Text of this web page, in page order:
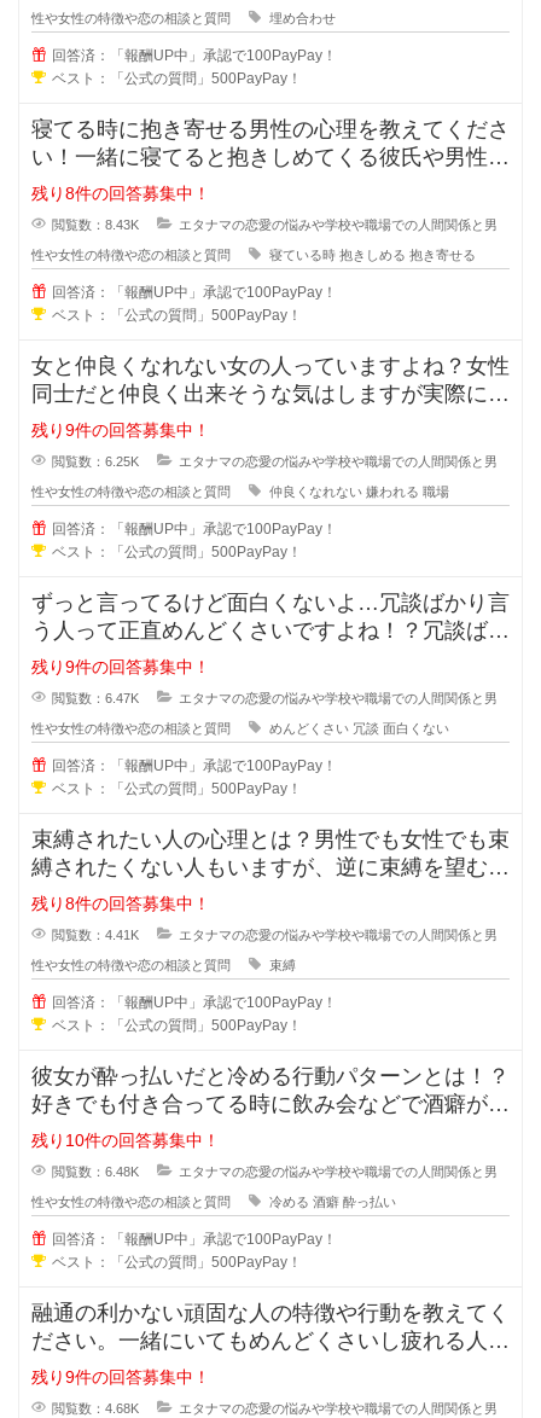
性や女性の特徴や恋の相談と質問 埋め合わせ
回答済：「報酬UP中」承認で100PayPay！
ベスト：「公式の質問」500PayPay！
寝てる時に抱き寄せる男性の心理を教えてくださ
い！一緒に寝てると抱きしめてくる彼氏や男性っ
て無意識に彼女の事を抱き寄せるの
残り8件の回答募集中！
閲覧数：8.43K エタナマの恋愛の悩みや学校や職場での人間関係と男
性や女性の特徴や恋の相談と質問 寝ている時 抱きしめる 抱き寄せる
回答済：「報酬UP中」承認で100PayPay！
ベスト：「公式の質問」500PayPay！
女と仲良くなれない女の人っていますよね？女性
同士だと仲良く出来そうな気はしますが実際には
仲良くなれない場合も多々あります
残り9件の回答募集中！
閲覧数：6.25K エタナマの恋愛の悩みや学校や職場での人間関係と男
性や女性の特徴や恋の相談と質問 仲良くなれない 嫌われる 職場
回答済：「報酬UP中」承認で100PayPay！
ベスト：「公式の質問」500PayPay！
ずっと言ってるけど面白くないよ…冗談ばかり言
う人って正直めんどくさいですよね！？冗談ばか
りでめんどくさい人に対しての対処
残り9件の回答募集中！
閲覧数：6.47K エタナマの恋愛の悩みや学校や職場での人間関係と男
性や女性の特徴や恋の相談と質問 めんどくさい 冗談 面白くない
回答済：「報酬UP中」承認で100PayPay！
ベスト：「公式の質問」500PayPay！
束縛されたい人の心理とは？男性でも女性でも束
縛されたくない人もいますが、逆に束縛を望む人
もいますよね？彼氏彼女の関係にな
残り8件の回答募集中！
閲覧数：4.41K エタナマの恋愛の悩みや学校や職場での人間関係と男
性や女性の特徴や恋の相談と質問 束縛
回答済：「報酬UP中」承認で100PayPay！
ベスト：「公式の質問」500PayPay！
彼女が酔っ払いだと冷める行動パターンとは！？
好きでも付き合ってる時に飲み会などで酒癖が悪
い彼女だと冷めたり、引いたりしま
残り10件の回答募集中！
閲覧数：6.48K エタナマの恋愛の悩みや学校や職場での人間関係と男
性や女性の特徴や恋の相談と質問 冷める 酒癖 酔っ払い
回答済：「報酬UP中」承認で100PayPay！
ベスト：「公式の質問」500PayPay！
融通の利かない頑固な人の特徴や行動を教えてく
ださい。一緒にいてもめんどくさいし疲れる人っ
ていますよね？男性も女性にもいる
残り9件の回答募集中！
閲覧数：4.68K エタナマの恋愛の悩みや学校や職場での人間関係と男